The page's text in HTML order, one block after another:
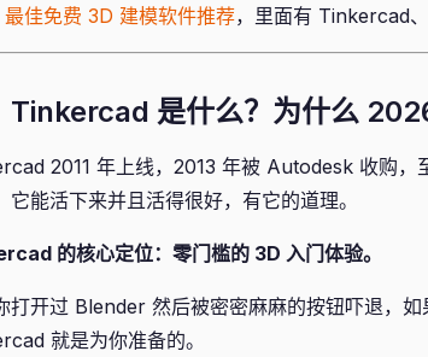
佳免费 3D 建模软件推荐，里面有 Tinkercad
Tinkercad 是什么？为什么
2011 年上线，2013 年被 Autodesk 收购，
它能活下来并且活得很好，有它的道理。
的核心定位：零门槛的 3D 入门体验。
打开过 Blender 然后被密密麻麻的按钮吓退，
就是为你准备的。